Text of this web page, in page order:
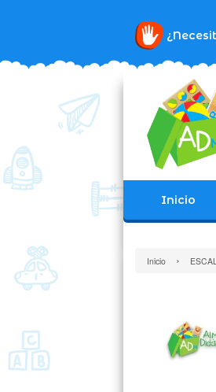
Inicio
Inicio ›